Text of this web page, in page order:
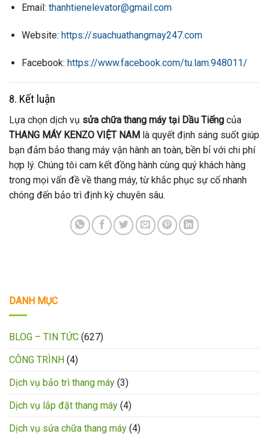
Email: thanhtienelevator@gmail.com
Website: https://suachuathangmay247.com
Facebook: https://www.facebook.com/tu.lam.948011/
8. Kết luận
Lựa chọn dịch vụ sửa chữa thang máy tại Dầu Tiếng của
THANG MÁY KENZO VIỆT NAM là quyết định sáng suốt giúp
bạn đảm bảo thang máy vận hành an toàn, bền bỉ với chi phí
hợp lý. Chúng tôi cam kết đồng hành cùng quý khách hàng
trong mọi vấn đề về thang máy, từ khắc phục sự cố nhanh
chóng đến bảo trì định kỳ chuyên sâu.
DANH MỤC
BLOG – TIN TỨC (627)
CÔNG TRÌNH (4)
Dịch vụ bảo trì thang máy (3)
Dịch vụ lắp đặt thang máy (4)
Dịch vụ sửa chữa thang máy (4)